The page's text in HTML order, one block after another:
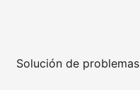
Solución de problemas